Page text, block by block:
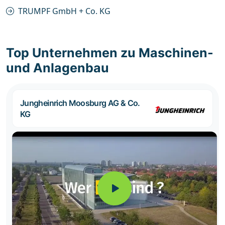
TRUMPF GmbH + Co. KG
Top Unternehmen zu Maschinen-
und Anlagenbau
Jungheinrich Moosburg AG & Co.
KG